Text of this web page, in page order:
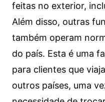
feitas no exterior,
Além disso, outras
também operam
do país. Esta é uma
para clientes que
outros países, uma